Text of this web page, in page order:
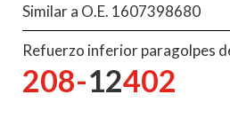
Similar a O.E. 1607398680
Refuerzo inferior paragolpes
208-12402